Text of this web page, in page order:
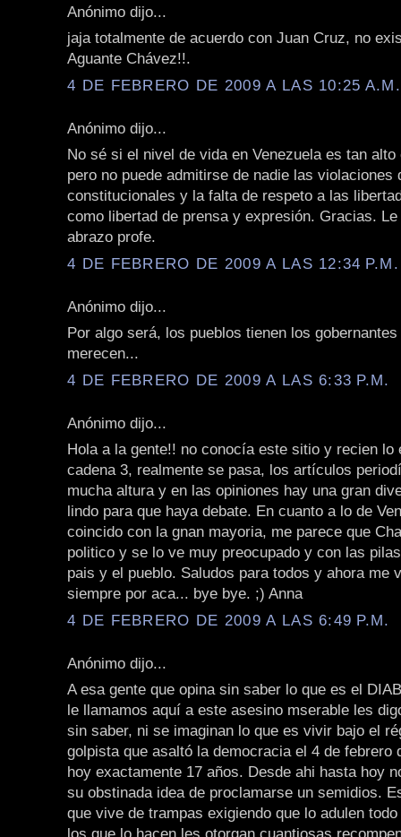
Anónimo dijo...
jaja totalmente de acuerdo con Juan Cruz, no
Aguante Chávez!!.
4 DE FEBRERO DE 2009 A LAS 10:25 A.M.
Anónimo dijo...
No sé si el nivel de vida en Venezuela es tan alto
pero no puede admitirse de nadie las violaciones
constitucionales y la falta de respeto a las
como libertad de prensa y expresión. Gracias. Le
abrazo profe.
4 DE FEBRERO DE 2009 A LAS 12:34 P.M.
Anónimo dijo...
Por algo será, los pueblos tienen los
merecen...
4 DE FEBRERO DE 2009 A LAS 6:33 P.M.
Anónimo dijo...
Hola a la gente!! no conocía este sitio y recien lo
cadena 3, realmente se pasa, los artículos
mucha altura y en las opiniones hay una gran
lindo para que haya debate. En cuanto a lo de
coincido con la gnan mayoria, me parece que
politico y se lo ve muy preocupado y con las
pais y el pueblo. Saludos para todos y ahora me
siempre por aca... bye bye. ;) Anna
4 DE FEBRERO DE 2009 A LAS 6:49 P.M.
Anónimo dijo...
A esa gente que opina sin saber lo que es el
le llamamos aquí a este asesino mserable les
sin saber, ni se imaginan lo que es vivir bajo el
golpista que asaltó la democracia el 4 de febrero
hoy exactamente 17 años. Desde ahi hasta hoy
su obstinada idea de proclamarse un semidios.
que vive de trampas exigiendo que lo adulen